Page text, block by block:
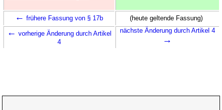
← frühere Fassung von § 17b (heute geltende Fassung)
← vorherige Änderung durch Artikel
4
nächste Änderung durch Artikel 4
→